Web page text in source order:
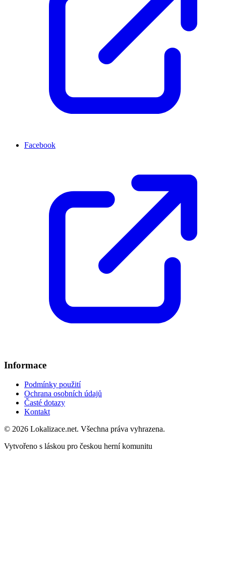
Facebook
Informace
Podmínky použití
Ochrana osobních údajů
Časté dotazy
Kontakt
© 2026 Lokalizace.net. Všechna práva vyhrazena.
Vytvořeno s láskou pro českou herní komunitu